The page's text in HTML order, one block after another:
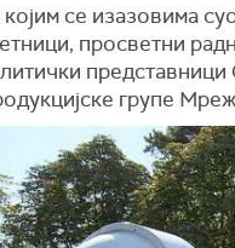
се изазовима
просветни
представници
групе